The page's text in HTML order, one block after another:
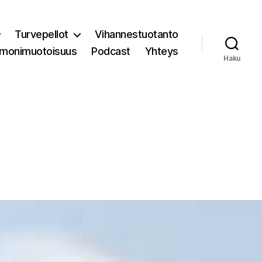
Turvepellot
Vihannestuotanto
Podcast Yhteys
Haku